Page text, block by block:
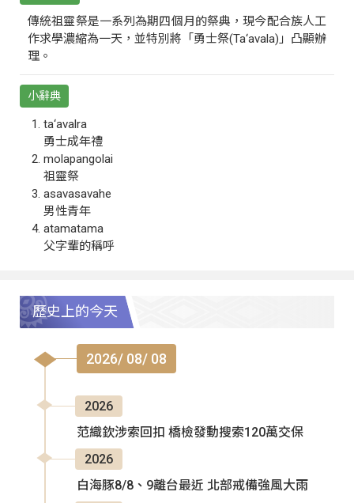
傳統祖靈祭是一系列為期四個月的祭典，現今配合族人工
作求學濃縮為一天，並特別將「勇士祭(Ta‘avala)」凸顯辦
理。
小辭典
ta‘avalra
勇士成年禮
molapangolai
祖靈祭
asavasavahe
男性青年
atamatama
父字輩的稱呼
歷史上的今天
2026/ 08/ 08
2026
范織欽涉索回扣 橋檢發動搜索120萬交保
2026
白海豚8/8、9離台最近 北部戒備強風大雨